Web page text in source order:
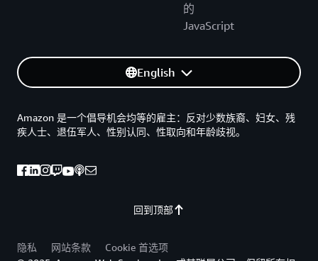
的
JavaScript
English
回到顶部
Amazon 是一个倡导机会均等的雇主：反对少数族裔、妇女、残
疾人士、退伍军人、性别认同、性取向和年龄歧视。
隐私 网站条款
Cookie 首选项